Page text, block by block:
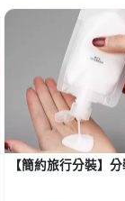
圓扇
【簡約旅行分裝】